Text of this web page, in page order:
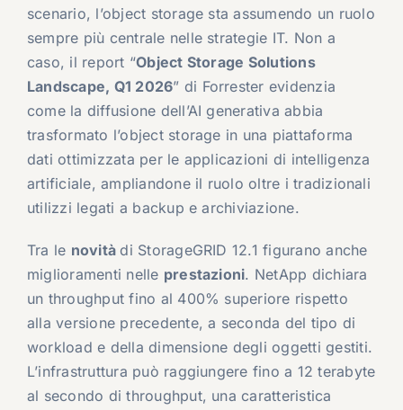
scenario, l’object storage sta assumendo un ruolo
sempre più centrale nelle strategie IT. Non a
caso, il report “Object Storage Solutions
Landscape, Q1 2026” di Forrester evidenzia
come la diffusione dell’AI generativa abbia
trasformato l’object storage in una piattaforma
dati ottimizzata per le applicazioni di intelligenza
artificiale, ampliandone il ruolo oltre i tradizionali
utilizzi legati a backup e archiviazione.
Tra le novitàdi StorageGRID 12.1 figurano anche
miglioramenti nelle prestazioni. NetApp dichiara
un throughput fino al 400% superiore rispetto
alla versione precedente, a seconda del tipo di
workload e della dimensione degli oggetti gestiti.
L’infrastruttura può raggiungere fino a 12 terabyte
al secondo di throughput, una caratteristica